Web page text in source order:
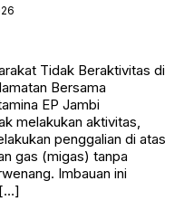
Tidak Beraktivitas di
Bersama
EP Jambi
melakukan aktivitas,
penggalian di atas
gas (migas) tanpa
Imbauan ini